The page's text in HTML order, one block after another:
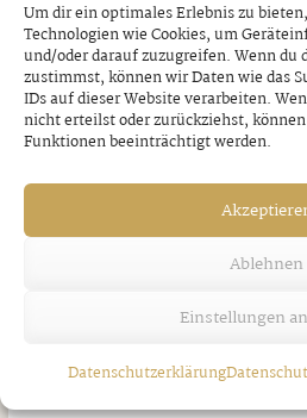
Um dir ein optimales Erlebnis zu
Technologien wie Cookies, um
und/oder darauf zuzugreifen. Wenn du
zustimmst, können wir Daten wie das
IDs auf dieser Website verarbeiten.
nicht erteilst oder zurückziehst,
Funktionen beeinträchtigt werden.
Ablehnen
Einstellungen
Datenschutzerklärung